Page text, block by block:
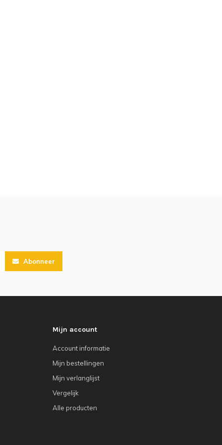
Abonneer
Mijn account
Account informatie
Mijn bestellingen
Mijn verlanglijst
Vergelijk
Alle producten